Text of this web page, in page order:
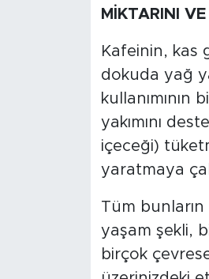
MİKTARINI
Kafeinin, kas
dokuda yağ
yakımını
içeceği)
yaratmaya
Tüm
yaşam şekli,
birçok